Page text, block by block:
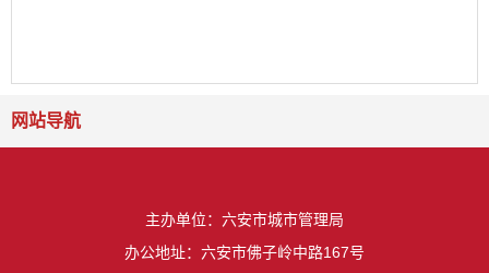
网站导航
主办单位：六安市城市管理局
办公地址：六安市佛子岭中路167号